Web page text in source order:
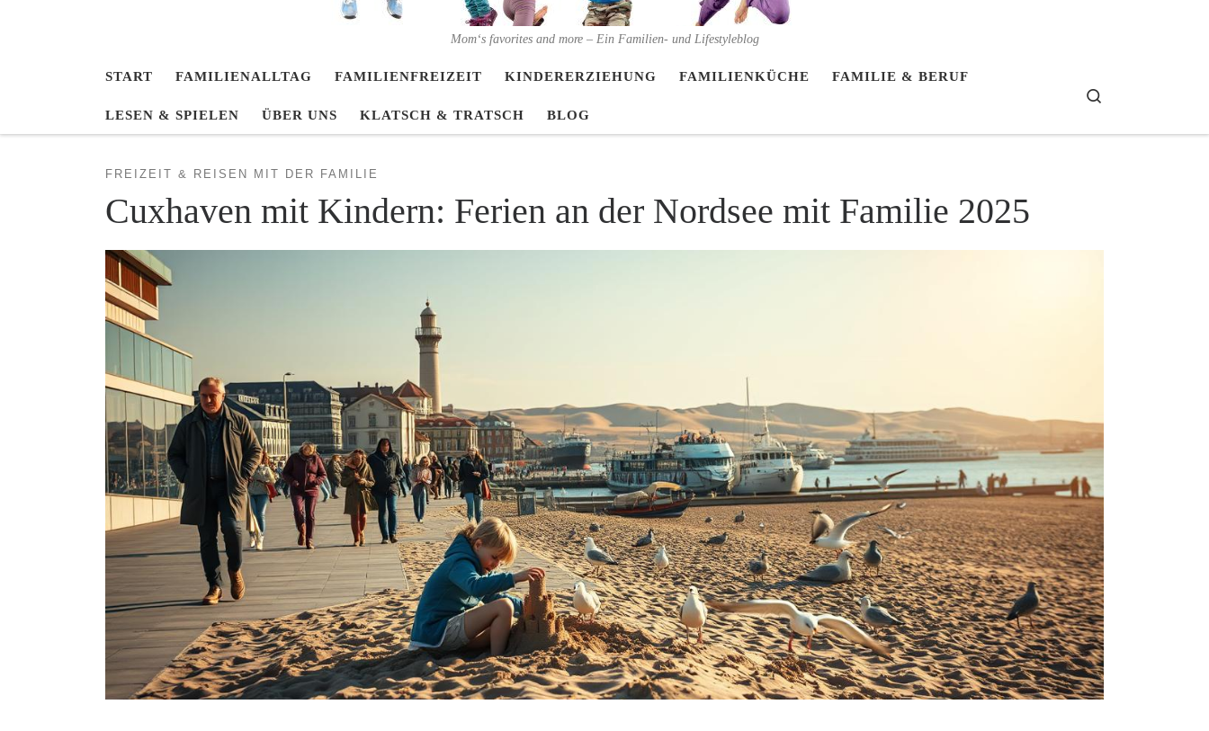
Mom‘s favorites and more – Ein Familien- und Lifestyleblog
START FAMILIENALLTAG FAMILIENFREIZEIT KINDERERZIEHUNG FAMILIENKÜCHE FAMILIE & BERUF
LESEN & SPIELEN ÜBER UNS KLATSCH & TRATSCH BLOG
FREIZEIT & REISEN MIT DER FAMILIE
Cuxhaven mit Kindern: Ferien an der Nordsee mit Familie 2025